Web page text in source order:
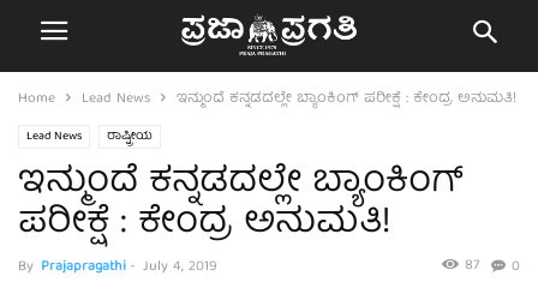
Home Lead News ಇನ್ಮುಂದೆ ಕನ್ನಡದಲ್ಲೇ ಬ್ಯಾಂಕಿಂಗ್ ಪರೀಕ್ಷೆ : ಕೇಂದ್ರ ಅನುಮತಿ!
Lead News ರಾಷ್ಟ್ರೀಯ
ಇನ್ಮುಂದೆ ಕನ್ನಡದಲ್ಲೇ ಬ್ಯಾಂಕಿಂಗ್
ಪರೀಕ್ಷೆ : ಕೇಂದ್ರ ಅನುಮತಿ!
By Prajapragathi- July 4, 2019 0
87